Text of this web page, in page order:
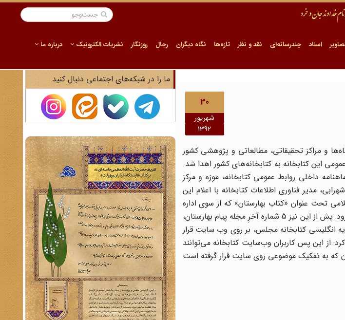
اسناد چندرسانه‌ای نقد و نظر تازه‌ها نگاه دیگران رجال روزنگار نشریات الکترونیک درباره ما
30
شهریور
1392
و مراکز تحقیقاتی، مطالعاتی و پژوهشی کشور
این کتابخانه به کتابخانه‌های کشور اهدا شد.
داخلی روابط عمومی کتابخانه، موزه و مرکز
مدیر فناوری اطلاعات کتابخانه با اعلام این
تحت عنوان «کتاب بهارستان» که از سوی اداره
روابط عمومی کتابخانه مجلس منتشر می شود، روی وب‌سایت قرار گرفته است. شهرابی افزود: پش از این نیز 5 شماره آخرِ مجله پیام بهارستان،
اولین نسخه نشریه انگلیسی کتابخانه مجلس، بر روی وب سایت قرار
از این پس کاربران وب‌سایت کتابخانه می‌توانند
که به تفکیک موضوعی روی سایت قرار گرفته است
ما را در شبکه‌های اجتماعی دنبال کنید